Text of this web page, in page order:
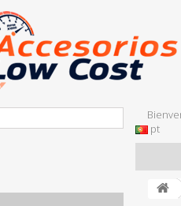
pt